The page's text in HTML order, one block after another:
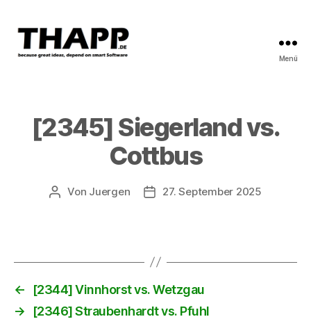
Menü
[2345] Siegerland vs.
Cottbus
Beitragsautor
Von Juergen Beitragsdatum
27. September 2025
←
[2344] Vinnhorst vs. Wetzgau
→
[2346] Straubenhardt vs. Pfuhl